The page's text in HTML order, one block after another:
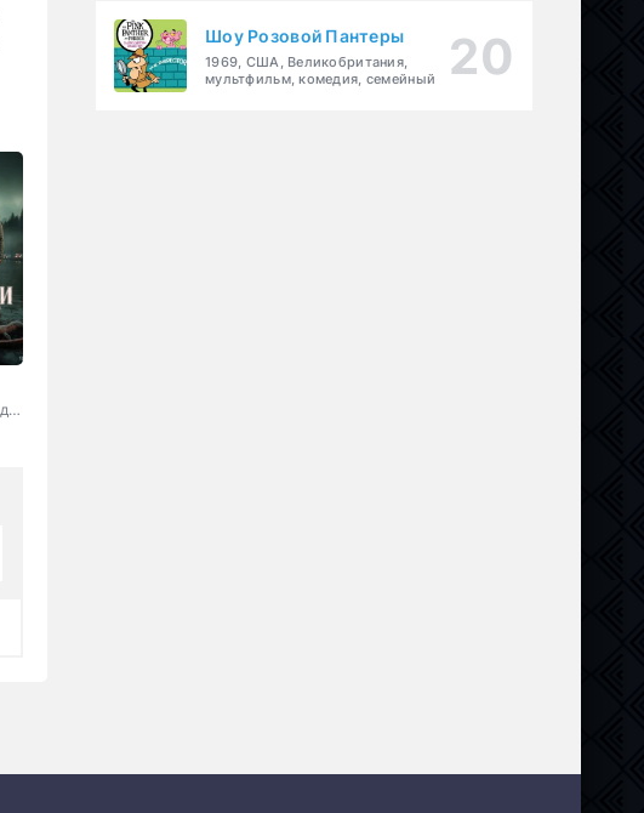
2025, Россия, детектив, криминал, драма
Шоу Розовой Пантеры
1969, США, Великобритания,
мультфильм, комедия, семейный